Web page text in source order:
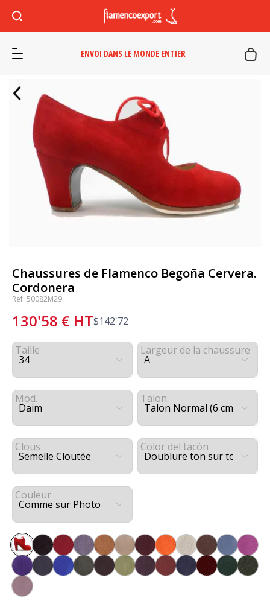
ENVOI DANS LE MONDE ENTIER
Chaussures de Flamenco Begoña Cervera.
Cordonera
Ref: 50082M29
130'58 € HT$142'72
Taille Largeur de la chaussure
Mod. Talon
Clous Color del tacón
Couleur